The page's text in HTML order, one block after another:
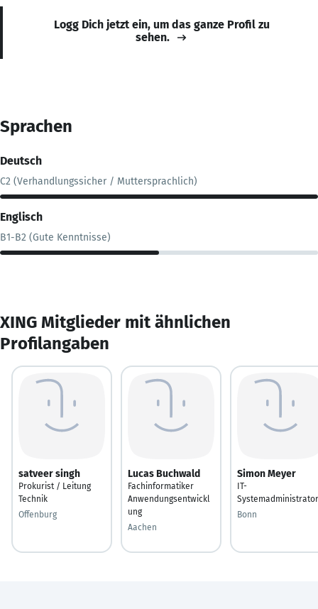
Logg Dich jetzt ein, um das ganze Profil zu
sehen.
Sprachen
Deutsch
C2 (Verhandlungssicher / Muttersprachlich)
Englisch
B1-B2 (Gute Kenntnisse)
XING Mitglieder mit ähnlichen
Profilangaben
satveer singh
Prokurist / Leitung
Technik
Offenburg
Lucas Buchwald
Fachinformatiker
Anwendungsentwickl
ung
Aachen
Simon Meyer
IT-
Systemadministrator
Bonn